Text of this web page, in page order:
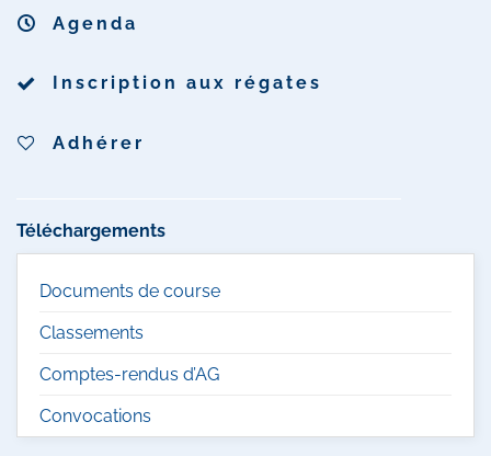
Agenda
Inscription aux régates
Adhérer
Téléchargements
Documents de course
Classements
Comptes-rendus d’AG
Convocations